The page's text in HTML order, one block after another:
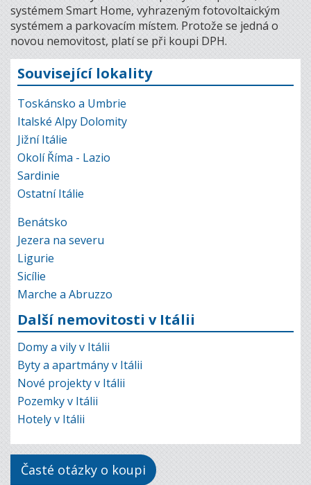
systémem Smart Home, vyhrazeným fotovoltaickým
systémem a parkovacím místem. Protože se jedná o
novou nemovitost, platí se při koupi DPH.
Související lokality
Toskánsko a Umbrie
Italské Alpy Dolomity
Jižní Itálie
Okolí Říma - Lazio
Sardinie
Ostatní Itálie
Benátsko
Jezera na severu
Ligurie
Sicílie
Marche a Abruzzo
Další nemovitosti v Itálii
Domy a vily v Itálii
Byty a apartmány v Itálii
Nové projekty v Itálii
Pozemky v Itálii
Hotely v Itálii
Časté otázky o koupi